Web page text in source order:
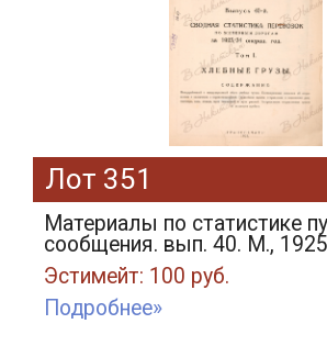
Лот 351
Материалы по статистике
сообщения. вып. 40. М.,
Эстимейт: 100 руб.
Подробнее»